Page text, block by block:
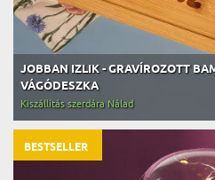
JOBBAN IZLIK - GRAVÍROZOTT
VÁGÓDESZKA
Kiszállítás szerdára Nálad
BESTSELLER